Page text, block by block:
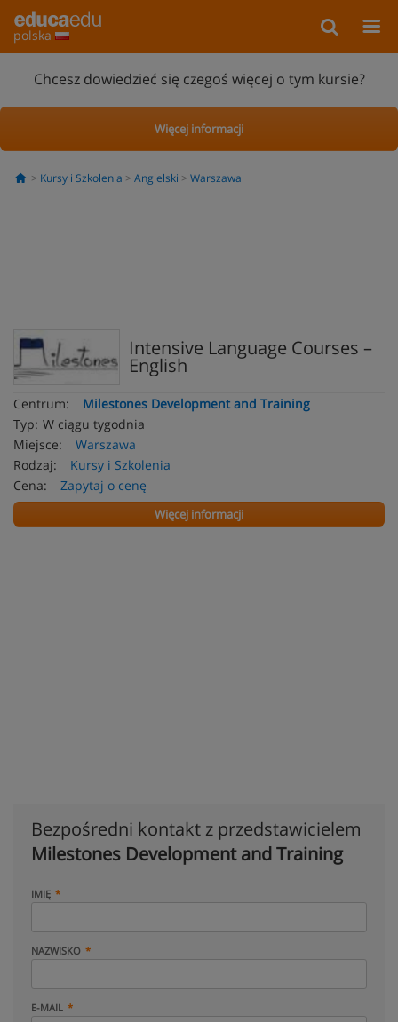
polska
Chcesz dowiedzieć się czegoś więcej o tym kursie?
Więcej informacji
Kursy i Szkolenia Angielski Warszawa
Intensive Language Courses –
English
Centrum:
Milestones Development and Training
Typ: W ciągu tygodnia
Miejsce:
Warszawa
Rodzaj:
Kursy i Szkolenia
Cena:
Zapytaj o cenę
Więcej informacji
Bezpośredni kontakt z przedstawicielem
Milestones Development and Training
IMIĘ
NAZWISKO
E-MAIL